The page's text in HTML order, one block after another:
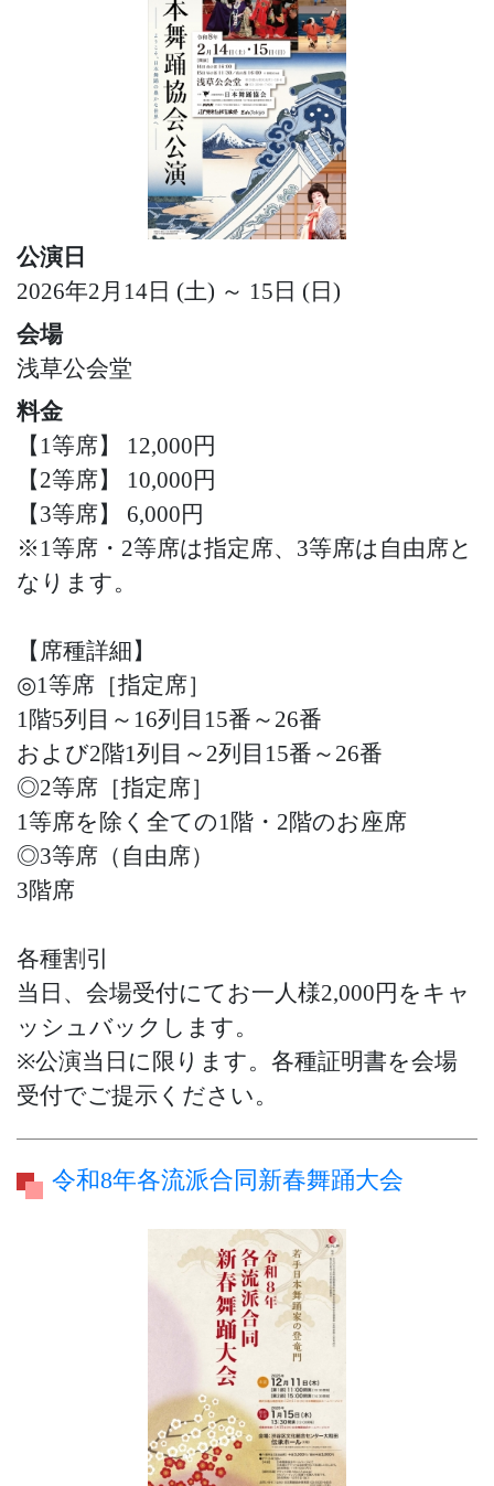
公演日
2026年2月14日 (土) ～ 15日 (日)
会場
浅草公会堂
料金
【1等席】 12,000円
【2等席】 10,000円
【3等席】 6,000円
※1等席・2等席は指定席、3等席は自由席と
なります。
【席種詳細】
◎1等席［指定席］
1階5列目～16列目15番～26番
および2階1列目～2列目15番～26番
◎2等席［指定席］
1等席を除く全ての1階・2階のお座席
◎3等席（自由席）
3階席
各種割引
当日、会場受付にてお一人様2,000円をキャ
ッシュバックします。
※公演当日に限ります。各種証明書を会場
受付でご提示ください。
令和8年各流派合同新春舞踊大会